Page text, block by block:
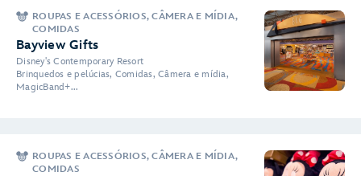
ROUPAS E ACESSÓRIOS, CÂMERA E MÍDIA,
COMIDAS
Bayview Gifts
Disney's Contemporary Resort
Brinquedos e pelúcias, Comidas, Câmera e mídia,
MagicBand+...
ROUPAS E ACESSÓRIOS, CÂMERA E MÍDIA,
COMIDAS